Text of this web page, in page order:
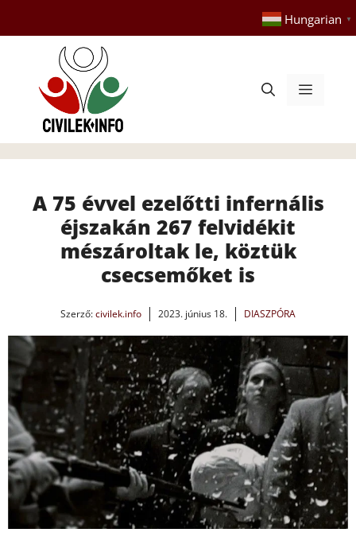
tartalomba
Hungarian ▼
Menü
A 75 évvel ezelőtti infernális
éjszakán 267 felvidékit
mészároltak le, köztük
csecsemőket is
Szerző:civilek.info 2023. június 18. DIASZPÓRA